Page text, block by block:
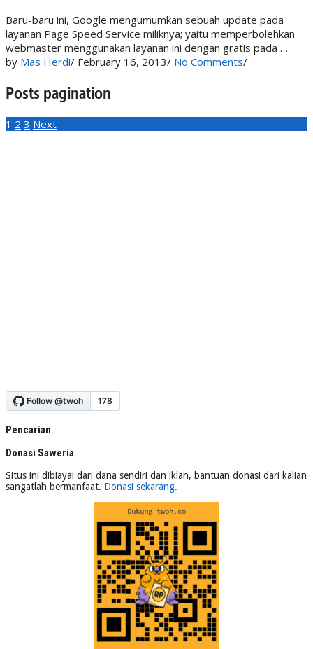
Baru-baru ini, Google mengumumkan sebuah update pada
layanan Page Speed Service miliknya; yaitu memperbolehkan
webmaster menggunakan layanan ini dengan gratis pada …
by Mas Herdi/ February 16, 2013/ No Comments/
Posts pagination
1 2 3 Next
Pencarian
Donasi Saweria
Situs ini dibiayai dari dana sendiri dan iklan, bantuan donasi dari kalian
sangatlah bermanfaat. Donasi sekarang.